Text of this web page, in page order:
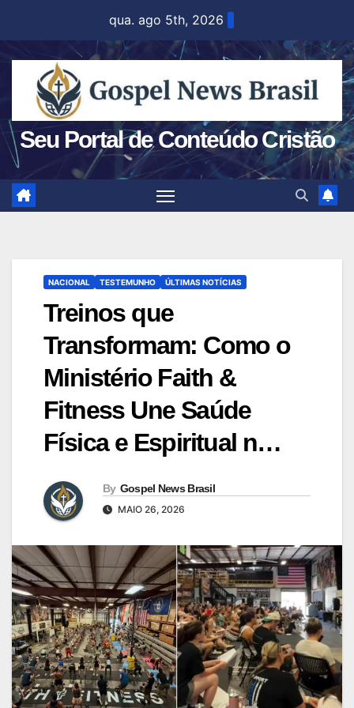
content
qua. ago 5th, 2026
Seu Portal de Conteúdo Cristão
NACIONAL TESTEMUNHO ÚLTIMAS NOTÍCIAS
Treinos que
Transformam: Como o
Ministério Faith &
Fitness Une Saúde
Física e Espiritual n…
By Gospel News Brasil
MAIO 26, 2026